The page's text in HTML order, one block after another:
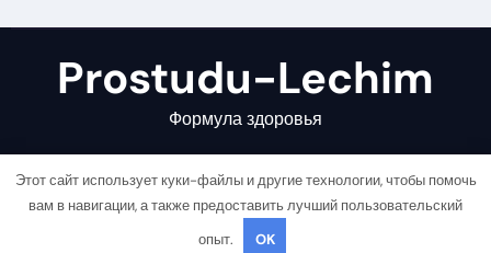
Prostudu-Lechim
Формула здоровья
Copyright © All rights reserved |
Этот сайт использует куки-файлы и другие технологии, чтобы помочь
вам в навигации, а также предоставить лучший пользовательский
опыт.
OK